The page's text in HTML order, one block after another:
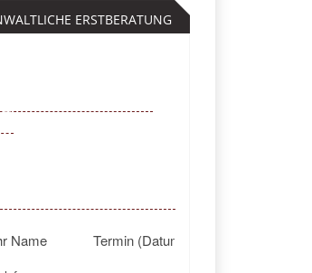
ERSTBERATUNG